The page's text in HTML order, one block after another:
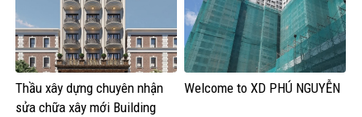
Thầu xây dựng chuyên nhận
sửa chữa xây mới Building
Welcome to XD PHÚ NGUYỄN